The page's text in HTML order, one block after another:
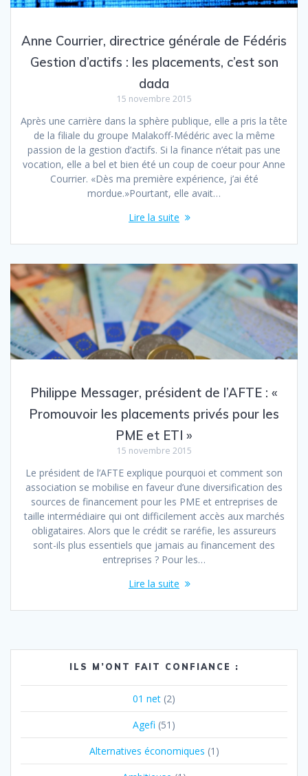
Anne Courrier, directrice générale de Fédéris
Gestion d’actifs : les placements, c’est son
dada
15 novembre 2015
Après une carrière dans la sphère publique, elle a pris la tête
de la filiale du groupe Malakoff-Médéric avec la même
passion de la gestion d’actifs. Si la finance n’était pas une
vocation, elle a bel et bien été un coup de coeur pour Anne
Courrier. «Dès ma première expérience, j’ai été
mordue.»Pourtant, elle avait…
Lire la suite
Philippe Messager, président de l’AFTE : «
Promouvoir les placements privés pour les
PME et ETI »
15 novembre 2015
Le président de l’AFTE explique pourquoi et comment son
association se mobilise en faveur d’une diversification des
sources de financement pour les PME et entreprises de
taille intermédiaire qui ont difficilement accès aux marchés
obligataires. Alors que le crédit se raréfie, les assureurs
sont-ils plus essentiels que jamais au financement des
entreprises ? Pour les…
Lire la suite
ILS M’ONT FAIT CONFIANCE :
01 net (2)
Agefi (51)
Alternatives économiques (1)